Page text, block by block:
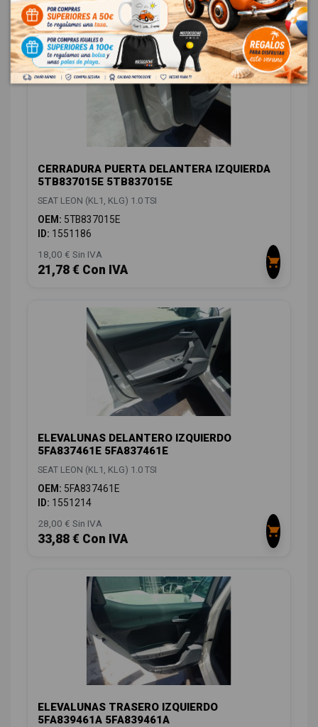
16
CERRADURA PUERTA DELANTERA IZQUIERDA
5TB837015E 5TB837015E
SEAT LEON (KL1, KLG) 1.0 TSI
OEM: 5TB837015E
ID: 1551186
18,00 € Sin IVA
21,78 € Con IVA
ELEVALUNAS DELANTERO IZQUIERDO
5FA837461E 5FA837461E
SEAT LEON (KL1, KLG) 1.0 TSI
OEM: 5FA837461E
ID: 1551214
28,00 € Sin IVA
33,88 € Con IVA
ELEVALUNAS TRASERO IZQUIERDO
5FA839461A 5FA839461A